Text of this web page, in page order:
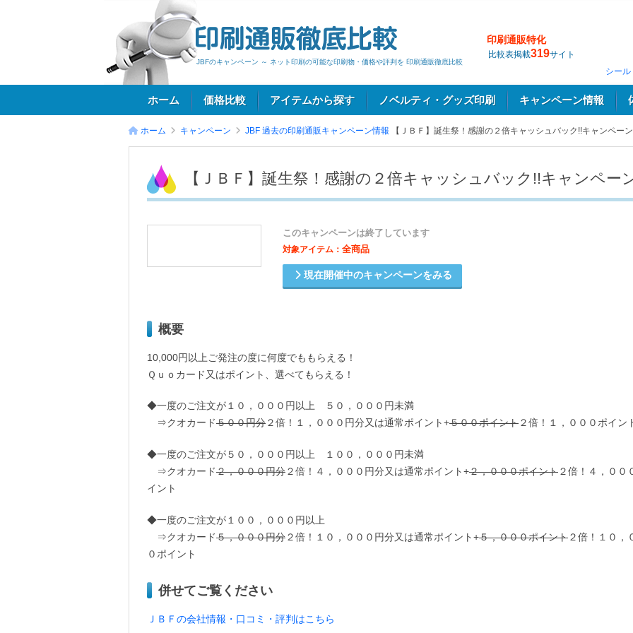
JBFのキャンペーン ～ ネット印刷の可能な印刷物・価格や評判を 印刷通販徹底比較
印刷通販特化
比較表掲載319サイト
シール
ホーム 価格比較 アイテムから探す ノベルティ・グッズ印刷 キャンペーン情報
ホーム キャンペーン JBF 過去の印刷通販キャンペーン情報 【ＪＢＦ】誕生祭！感謝の２倍キャッシュバック!!キャンペーン
【ＪＢＦ】誕生祭！感謝の２倍キャッシュバック!!キャンペー
このキャンペーンは終了しています
対象アイテム： 全商品
現在開催中のキャンペーンをみる
概要
10,000円以上ご発注の度に何度でももらえる！
Ｑｕｏカード又はポイント、選べてもらえる！
◆一度のご注文が１０，０００円以上 ５０，０００円未満
⇒クオカード５００円分 ２倍！１，０００円分又は通常ポイント+５００ポイント ２倍！１，０００ポイン
◆一度のご注文が５０，０００円以上 １００，０００円未満
⇒クオカード２，０００円分 ２倍！４，０００円分又は通常ポイント+２，０００ポイント ２倍！４，００
イント
◆一度のご注文が１００，０００円以上
⇒クオカード５，０００円分 ２倍！１０，０００円分又は通常ポイント+５，０００ポイント ２倍！１０，
０ポイント
併せてご覧ください
ＪＢＦの会社情報・口コミ・評判はこちら